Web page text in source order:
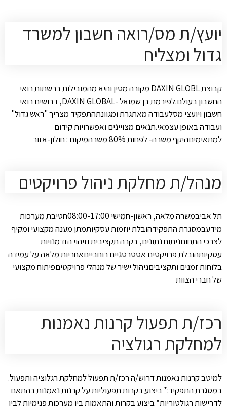
יועץ/ת מס/רואה חשבון למשרד
גדול ומצליח
קבוצת DAXIN GLOBL מקורה מסין והיא מהמובילות ברשתות רואי
החשבון בעולם.לפירמת בן שמואל -DAXIN GLOBAL, דרושים רואי
חשבון ויועצי מסלעבודה מאתגרת ומגוונתהתפקיד מצריך "ראש גדול"
ועבודה באופן עצמאי.תנאים מצויינים ואפשרויות קידום
למתאימיםהיקף משרה- לפחות 80% משרהמיקום : חולון-אזור
מנהל/ת מחלקת ניהול פרויקטים
תל אביבמשרה מלאה, ראשון-חמישי 08:00-17:00חטיבת מערכות
מידעבמסגרת התפקידהובלת יוזמות עסקיותמתן מענה מקצועי ומקיף
לצרכי התחוםניתוח נתונים, בקרה תקציבית וזיהוי הזדמנויות
עסקיותהובלת פרויקטים אסטרטגיים רוחבייםאחריות מלאה על עמידה
בלוחות זמנים ותקציביםניהול ישיר של מנהלי פרויקטיםפיתוח מקצועי
של חברי הצוות
רכז/ת תפעול קרנות נאמנות
למחלקת רגולציה
למיטב קרנות נאמנות דרוש/ה רכז/ת תפעול למחלקת רגלוציה ותפעול.
במסגרת התפקיד:* ביצוע בקרות תפעוליות על קרנות נאמנות בהתאם
לדרישות רגולטוריות* ביצוע בקרות והתאמות בין מערכות פנימיות לבין